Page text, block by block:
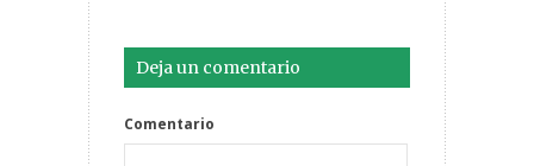
Deja un comentario
Comentario